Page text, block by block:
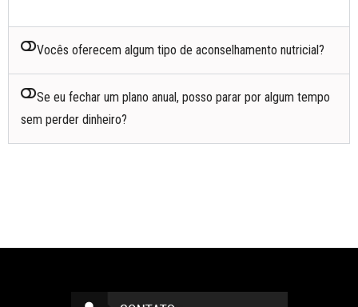
Vocês oferecem algum tipo de aconselhamento nutricial?
Se eu fechar um plano anual, posso parar por algum tempo
sem perder dinheiro?